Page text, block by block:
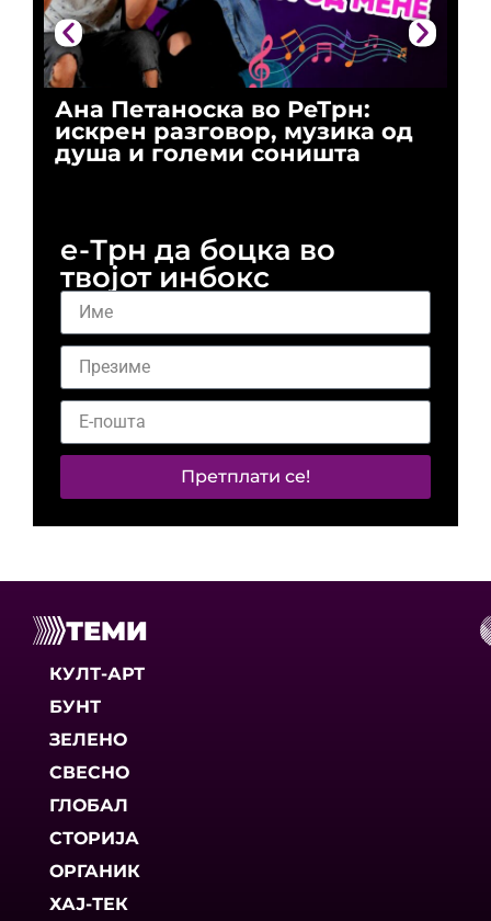
Ана Петаноска во РеТрн:
искрен разговор, музика од
душа и големи соништа
е-Трн да боцка во
твојот инбокс
Претплати се!
ТЕМИ
КУЛТ-АРТ
БУНТ
ЗЕЛЕНО
СВЕСНО
ГЛОБАЛ
СТОРИЈА
ОРГАНИК
ХАЈ-ТЕК